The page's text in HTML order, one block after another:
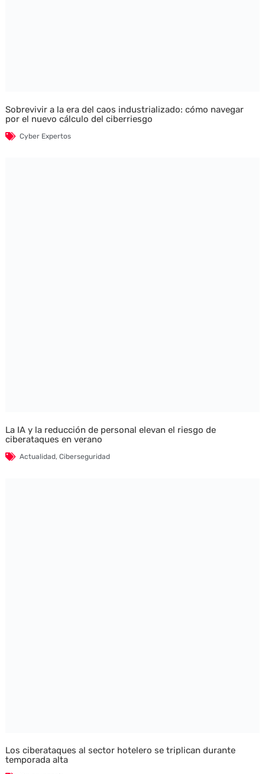
Sobrevivir a la era del caos industrializado: cómo navegar
por el nuevo cálculo del ciberriesgo
Cyber Expertos
La IA y la reducción de personal elevan el riesgo de
ciberataques en verano
Actualidad, Ciberseguridad
Los ciberataques al sector hotelero se triplican durante
temporada alta